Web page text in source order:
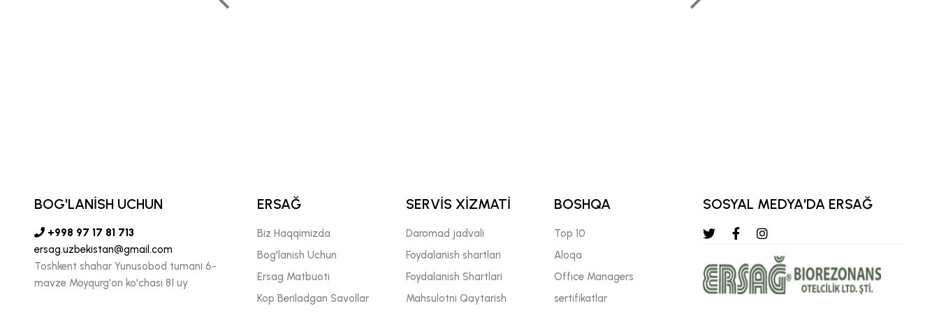
BOG'LANİSH UCHUN
+998 97 17 81 713
ersag.uzbekistan@gmail.com
Toshkent shahar Yunusobod tumani 6-
mavze Moyqurg'on ko'chasi 81 uy
ERSAĞ
Biz Haqqimizda
Bog'lanish Uchun
Ersag Matbuoti
Kop Beriladgan Savollar
SERVİS XİZMATİ
Daromad jadvali
Foydalanish shartlari
Foydalanish Shartlari
Mahsulotni Qaytarish
BOSHQA
Top 10
Aloqa
Offıce Managers
sertifikatlar
SOSYAL MEDYA'DA ERSAĞ